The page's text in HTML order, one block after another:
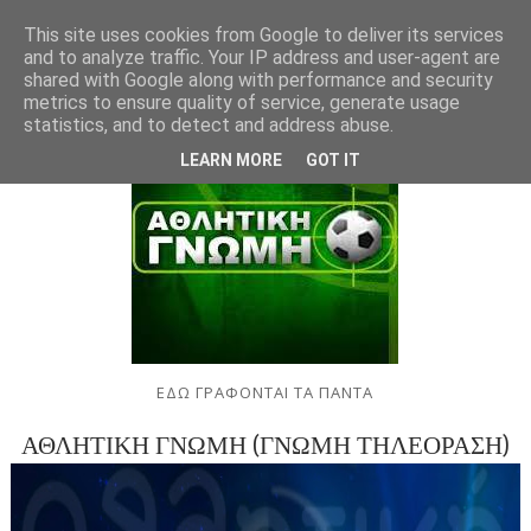
ΕΔΩ ΓΡΑΦΟΝΤΑΙ ΤΑ ΠΑΝΤΑ
ΑΘΛΗΤΙΚΗ ΓΝΩΜΗ (ΓΝΩΜΗ ΤΗΛΕΟΡΑΣΗ)
This site uses cookies from Google to deliver its services
and to analyze traffic. Your IP address and user-agent are
shared with Google along with performance and security
metrics to ensure quality of service, generate usage
statistics, and to detect and address abuse.
LEARN MORE GOT IT